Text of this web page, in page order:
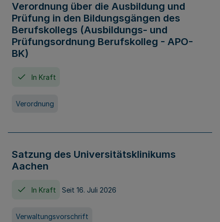
Verordnung über die Ausbildung und
Prüfung in den Bildungsgängen des
Berufskollegs (Ausbildungs- und
Prüfungsordnung Berufskolleg - APO-
BK)
In Kraft
Verordnung
Satzung des Universitätsklinikums
Aachen
In Kraft Seit 16. Juli 2026
Verwaltungsvorschrift